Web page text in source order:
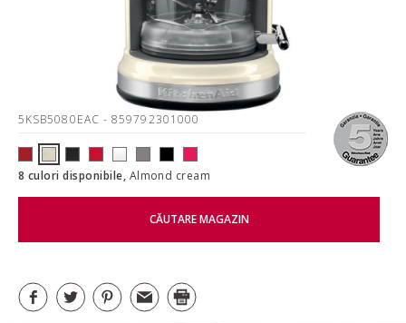
5KSB5080EAC - 859792301000
8 culori disponibile, Almond cream
CĂUTARE MAGAZIN